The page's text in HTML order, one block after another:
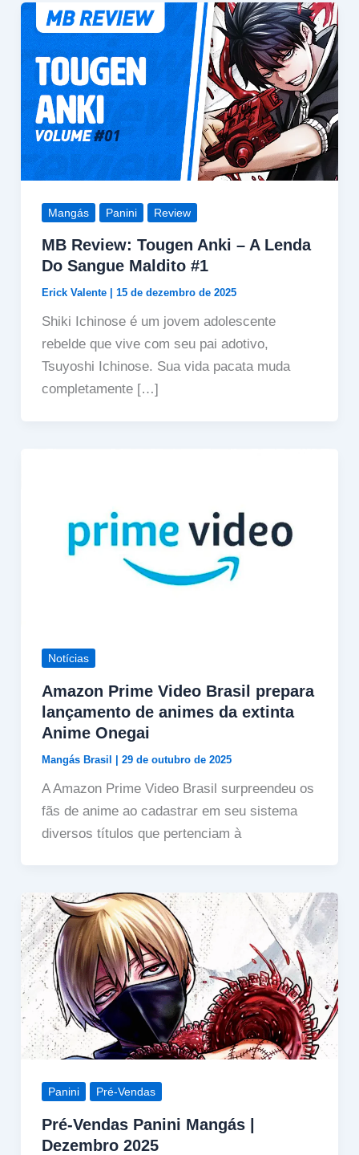
Mangás Panini Review
MB Review: Tougen Anki – A Lenda
Do Sangue Maldito #1
Erick Valente 15 de dezembro de 2025
Shiki Ichinose é um jovem adolescente
rebelde que vive com seu pai adotivo,
Tsuyoshi Ichinose. Sua vida pacata muda
completamente […]
Notícias
Amazon Prime Video Brasil prepara
lançamento de animes da extinta
Anime Onegai
Mangás Brasil 29 de outubro de 2025
A Amazon Prime Video Brasil surpreendeu os
fãs de anime ao cadastrar em seu sistema
diversos títulos que pertenciam à
Panini Pré-Vendas
Pré-Vendas Panini Mangás |
Dezembro 2025